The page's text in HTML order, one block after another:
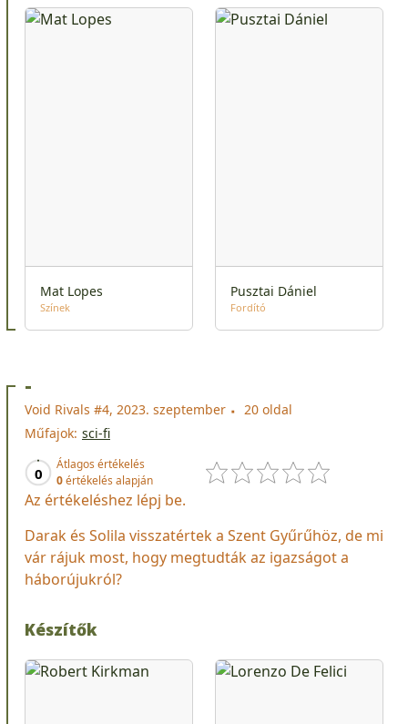
Mat Lopes
Színek
Pusztai Dániel
Fordító
-
Void Rivals #4, 2023. szeptember
20 oldal
Műfajok: sci-fi
0
Átlagos értékelés
0értékelés alapján
Az értékeléshez lépj be.
Darak és Solila visszatértek a Szent Gyűrűhöz, de mi
vár rájuk most, hogy megtudták az igazságot a
háborújukról?
Készítők